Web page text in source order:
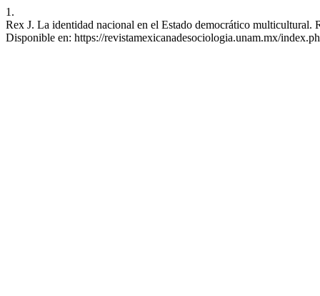
1.
Rex J. La identidad nacional en el Estado democrático
Disponible en: https://revistamexicanadesociologia.unam.mx/